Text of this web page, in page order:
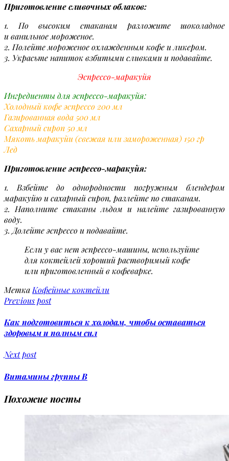
Приготовление сливочных облаков:
1. По высоким стаканам разложите шоколадное
и ванильное мороженое.
2. Полейте мороженое охлажденным кофе и ликером.
3. Украсьте напиток взбитыми сливками и подавайте.
Эспрессо-маракуйя
Ингредиенты для эспрессо-маракуйя:
Холодный кофе эспрессо 200 мл
Газированная вода 500 мл
Сахарный сироп 50 мл
Мякоть маракуйи (свежая или замороженная) 150 гр
Лед
Приготовление эспрессо-маракуйя:
1. Взбейте до однородности погружным блендером
маракуйю и сахарный сироп, разлейте по стаканам.
2. Наполните стаканы льдом и налейте газированную
воду.
3. Долейте эспрессо и подавайте.
Если у вас нет эспрессо-машины, используйте
для коктейлей хороший растворимый кофе
или приготовленный в кофеварке.
Метка Кофейные коктейли
Previous post
Как подготовиться к холодам, чтобы оставаться
здоровым и полным сил
Next post
Витамины группы B
Похожие посты